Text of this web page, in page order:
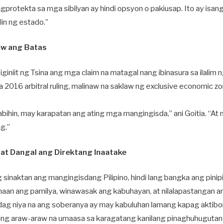
sa mga sibilyan ay hindi opsyon o pakiusap. Ito ay
ng estado.”
ang Batas
ng Tsina ang mga claim na matagal nang ibinasura sa ilalim
2016 arbitral ruling, malinaw na saklaw ng exclusive economic
may karapatan ang ating mga mangingisda,” ani Goitia. “At
at Dangal ang Direktang Inaatake
sinaktan ang mangingisdang Pilipino, hindi lang bangka ang
ang pamilya, winawasak ang kabuhayan, at nilalapastangan
niya na ang soberanya ay may kabuluhan lamang kapag
araw-araw na umaasa sa karagatang kanilang pinaghuhugutan